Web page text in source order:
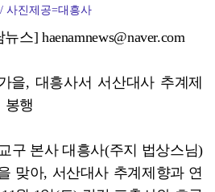
사진제공=대흥사
스] haenamnews@naver.com
을, 대흥사서 서산대사 추계제
봉행
구 본사 대흥사(주지 법상스님)
맞아, 서산대사 추계제향과 연